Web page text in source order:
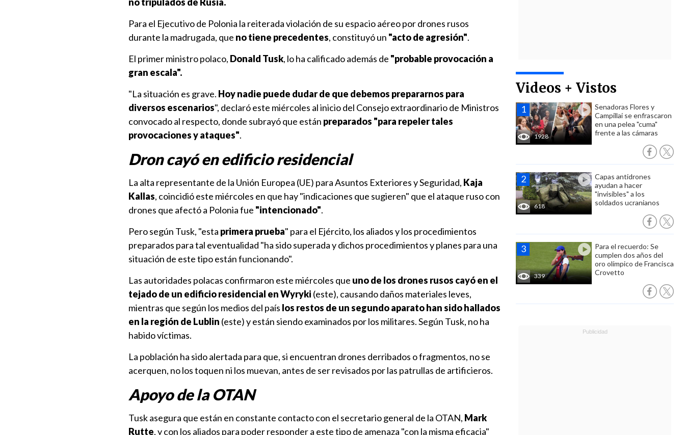
Videos + Vistos
1928
Senadoras Flores y
Campillai se enfrascaron
en una pelea "cuma"
frente a las cámaras
618
Capas antidrones
ayudan a hacer
"invisibles" a los
soldados ucranianos
339
Para el recuerdo: Se
cumplen dos años del
oro olímpico de Francisca
Crovetto
Para el Ejecutivo de Polonia la reiterada violación de su espacio aéreo por drones rusos
durante la madrugada, que no tiene precedentes, constituyó un "acto de agresión".
El primer ministro polaco, Donald Tusk, lo ha calificado además de "probable provocación a
gran escala".
"La situación es grave. Hoy nadie puede dudar de que debemos prepararnos para
diversos escenarios", declaró este miércoles al inicio del Consejo extraordinario de Ministros
convocado al respecto, donde subrayó que están preparados "para repeler tales
provocaciones y ataques".
Dron cayó en edificio residencial
La alta representante de la Unión Europea (UE) para Asuntos Exteriores y Seguridad, Kaja
Kallas, coincidió este miércoles en que hay "indicaciones que sugieren" que el ataque ruso con
drones que afectó a Polonia fue "intencionado".
Pero según Tusk, "esta primera prueba" para el Ejército, los aliados y los procedimientos
preparados para tal eventualidad "ha sido superada y dichos procedimientos y planes para una
situación de este tipo están funcionando".
Las autoridades polacas confirmaron este miércoles que uno de los drones rusos cayó en el
tejado de un edificio residencial en Wyryki (este), causando daños materiales leves,
mientras que según los medios del país los restos de un segundo aparato han sido hallados
en la región de Lublin (este) y están siendo examinados por los militares. Según Tusk, no ha
habido víctimas.
La población ha sido alertada para que, si encuentran drones derribados o fragmentos, no se
acerquen, no los toquen ni los muevan, antes de ser revisados por las patrullas de artificieros.
Apoyo de la OTAN
Tusk asegura que están en constante contacto con el secretario general de la OTAN, Mark
Rutte, y con los aliados para poder responder a este tipo de amenaza "con la misma eficacia"